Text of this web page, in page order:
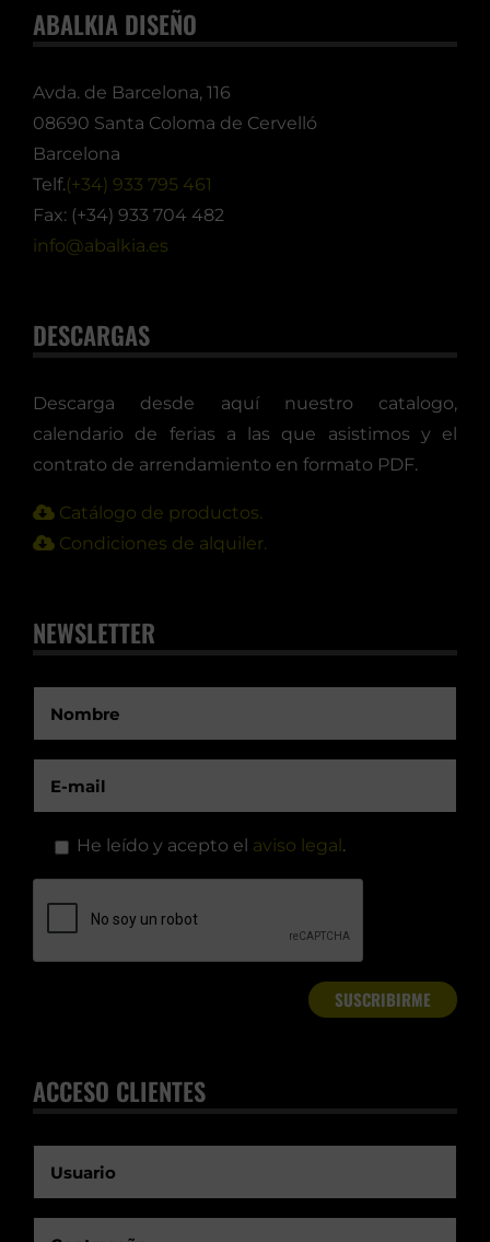
ABALKIA DISEÑO
Avda. de Barcelona, 116
08690 Santa Coloma de Cervelló
Barcelona
Telf.(+34) 933 795 461
Fax: (+34) 933 704 482
info@abalkia.es
DESCARGAS
Descarga desde aquí nuestro catalogo,
calendario de ferias a las que asistimos y el
contrato de arrendamiento en formato PDF.
Catálogo de productos.
Condiciones de alquiler.
NEWSLETTER
He leído y acepto el aviso legal .
ACCESO CLIENTES